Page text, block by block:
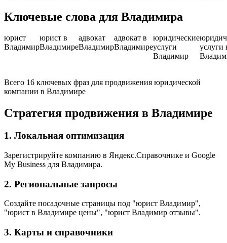
Ключевые слова для Владимира
юрист
Владимир
юрист в
Владимире
адвокат
Владимир
адвокат в
Владимире
юридические
услуги
Владимир
услуги
Всего 16 ключевых фраз для продвижения юридической
компании в Владимире
Стратегия продвижения в Владимире
1. Локальная оптимизация
Зарегистрируйте компанию в Яндекс.Справочнике и Google
My Business для Владимира.
2. Региональные запросы
Создайте посадочные страницы под "юрист Владимир",
"юрист в Владимире цены", "юрист Владимир отзывы".
3. Карты и справочники